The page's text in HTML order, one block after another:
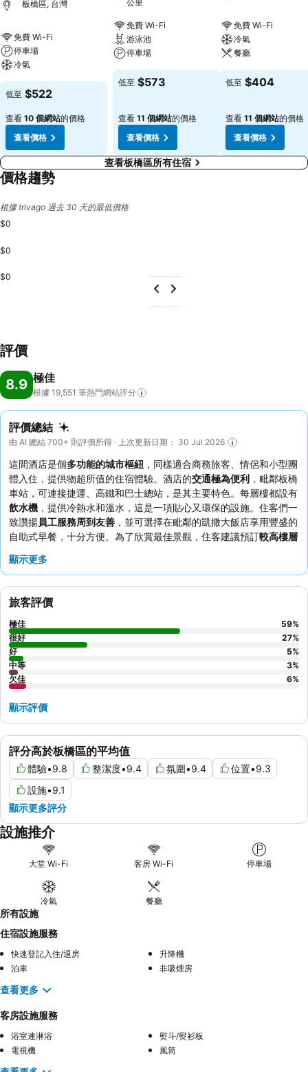
板橋區, 台灣
免費 Wi-Fi
停車場
冷氣
低至 $522
查看 10 個網站的價格
查看價格
公里
免費 Wi-Fi
游泳池
停車場
低至 $573
查看 11 個網站的價格
查看價格
免費 Wi-Fi
冷氣
餐廳
低至 $404
查看 11 個網站的價格
查看價格
查看板橋區所有住宿
價格趨勢
根據 trivago 過去 30 天的最低價格
$0
$0
$0
評價
8.9 極佳
根據 19,551 筆熱門網站評分
評價總結
由 AI 總結 700+ 則評價所得 · 上次更新日期： 30 Jul 2026
這間酒店是個多功能的城市樞紐 ，同樣適合商務旅客、情侶和小型團
體入住，提供物超所值的住宿體驗。酒店的交通極為便利 ，毗鄰板橋
車站，可連接捷運、高鐵和巴士總站，是其主要特色。每層樓都設有
飲水機 ，提供冷熱水和溫水，這是一項貼心又環保的設施。住客們一
致讚揚員工服務周到友善 ，並可選擇在毗鄰的凱撒大飯店享用豐盛的
自助式早餐，十分方便。為了欣賞最佳景觀，住客建議預訂較高樓層
顯示更多
評分高於板橋區的平均值
體驗•9.8 整潔度•9.4 氛圍•9.4 位置•9.3
設施•9.1
顯示更多評分
旅客評價
極佳 59%
很好
27%
好
5%
中等
3%
欠佳
6%
顯示評價
設施推介
大堂 Wi-Fi 客房 Wi-Fi 停車場
冷氣 餐廳
所有設施
住宿設施服務
快速登記入住/退房
升降機
泊車
非吸煙房
查看更多
客房設施服務
浴室連淋浴
熨斗/熨衫板
電視機
風筒